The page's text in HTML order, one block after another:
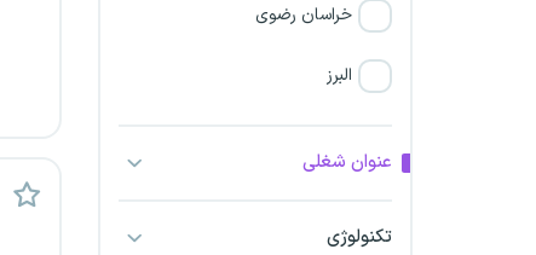
خراسان رضوی
البرز
عنوان شغلی
تکنولوژی